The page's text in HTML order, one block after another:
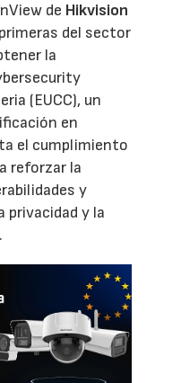
de Hikvision
del sector
la
(EUCC), un
en
el cumplimiento
reforzar la
y
privacidad y la